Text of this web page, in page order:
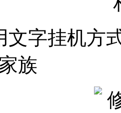
文字挂机方
族